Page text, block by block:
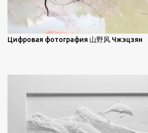
некотором смысле, персонажи его
зрителям незаконченный рассказ,
уникальной манерой использования
просмотра всех работ, посетите
Цифровая фотография 山野风 Чжэцзян